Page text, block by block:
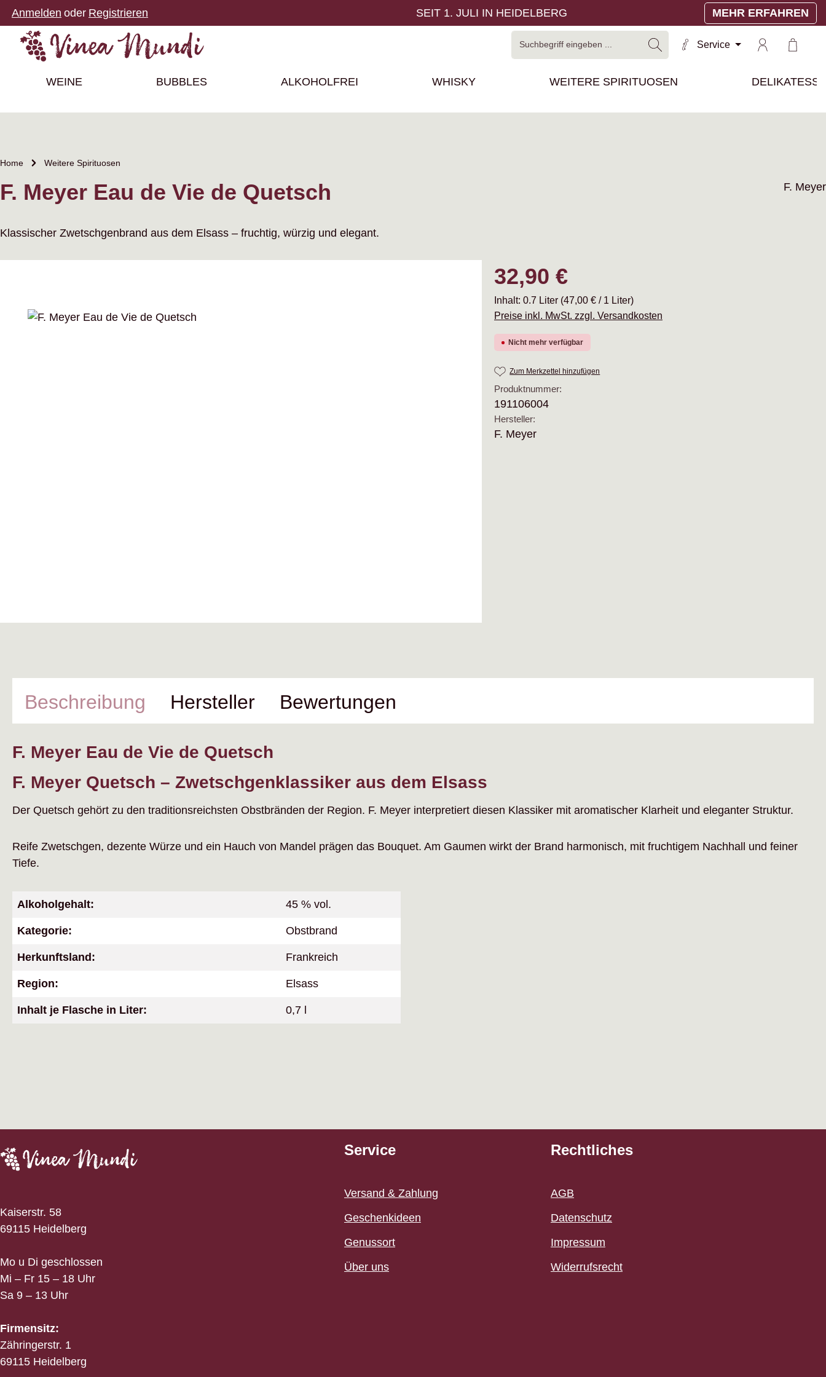
Hauptinhalt springen
Zur Suche springen
Zur Hauptnavigation springen
Anmelden oder Registrieren SEIT 1. JULI IN HEIDELBERG MEHR ERFAHREN
Service
WEINE BUBBLES ALKOHOLFREI WHISKY WEITERE SPIRITUOSEN
Home Weitere Spirituosen
F. Meyer Eau de Vie de Quetsch F. Meyer
Klassischer Zwetschgenbrand aus dem Elsass – fruchtig, würzig und elegant.
Bildergalerie überspringen
Regulärer Preis:
32,90 €
Inhalt: 0.7 Liter (47,00 € / 1 Liter)
Preise inkl. MwSt. zzgl. Versandkosten
Nicht mehr verfügbar
Zum Merkzettel hinzufügen
Produktnummer:
191106004
Hersteller:
F. Meyer
Beschreibung Hersteller Bewertungen
F. Meyer Eau de Vie de Quetsch
F. Meyer Quetsch – Zwetschgenklassiker aus dem Elsass
Der Quetsch gehört zu den traditionsreichsten Obstbränden der Region. F. Meyer interpretiert diesen Klassiker mit aromatischer Klarheit und eleganter Struktur.
Reife Zwetschgen, dezente Würze und ein Hauch von Mandel prägen das Bouquet. Am Gaumen wirkt der Brand harmonisch, mit fruchtigem Nachhall und feiner
Tiefe.
Alkoholgehalt: 45 % vol.
Kategorie: Obstbrand
Herkunftsland: Frankreich
Region: Elsass
Inhalt je Flasche in Liter: 0,7 l
Kaiserstr. 58
69115 Heidelberg
Mo u Di geschlossen
Mi – Fr 15 – 18 Uhr
Sa 9 – 13 Uhr
Firmensitz:
Zähringerstr. 1
69115 Heidelberg
Service
Versand & Zahlung
Geschenkideen
Genussort
Über uns
Rechtliches
AGB
Datenschutz
Impressum
Widerrufsrecht